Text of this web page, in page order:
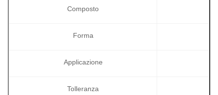
Composto
Forma
Applicazione
Tolleranza